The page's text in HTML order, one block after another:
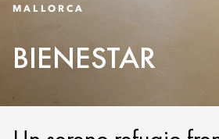
MALLORCA
BIENESTAR